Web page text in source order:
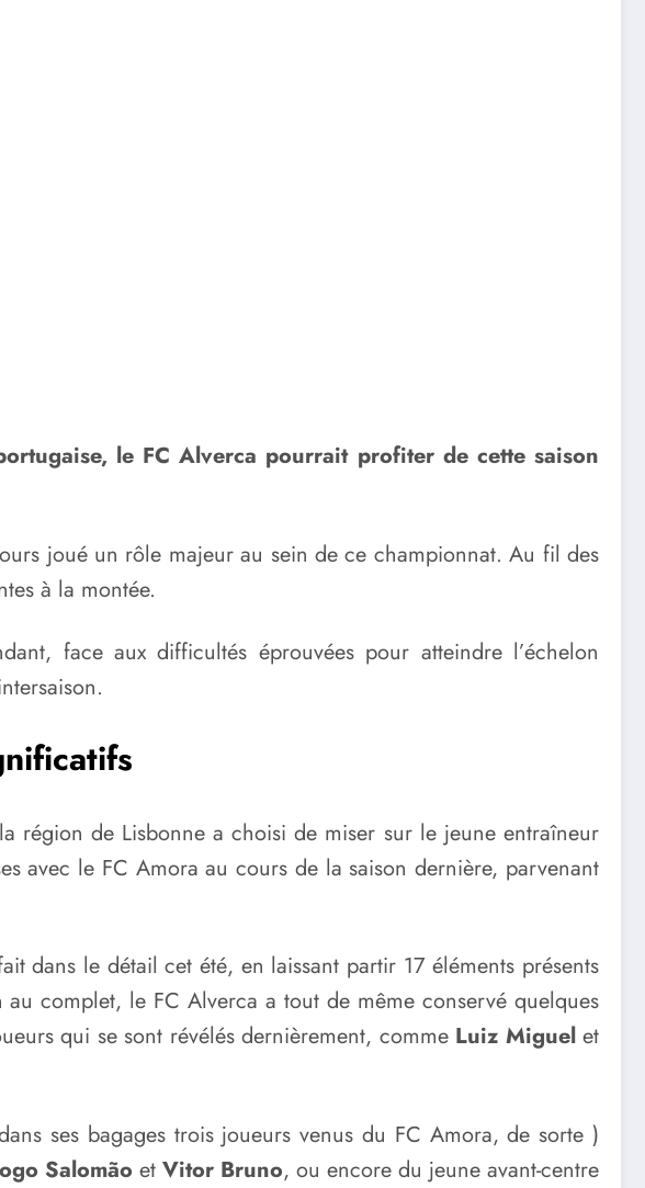
le FC Alverca pourrait profiter de cette saison
joué un rôle majeur au sein de ce championnat. Au fil des
à la montée.
face aux difficultés éprouvées pour atteindre l’échelon
région de Lisbonne a choisi de miser sur le jeune entraîneur
avec le FC Amora au cours de la saison dernière, parvenant
dans le détail cet été, en laissant partir 17 éléments présents
complet, le FC Alverca a tout de même conservé quelques
qui se sont révélés dernièrement, comme Luiz Miguelet
ses bagages trois joueurs venus du FC Amora, de sorte )
Salomão et Vitor Bruno, ou encore du jeune avant-centre